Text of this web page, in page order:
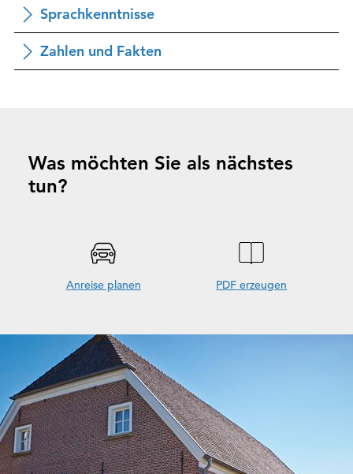
Sprachkenntnisse
Zahlen und Fakten
Was möchten Sie als nächstes
tun?
Anreise planen PDF erzeugen